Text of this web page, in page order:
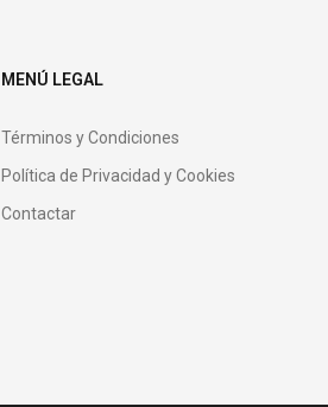
MENÚ LEGAL
Términos y Condiciones
Política de Privacidad y Cookies
Contactar